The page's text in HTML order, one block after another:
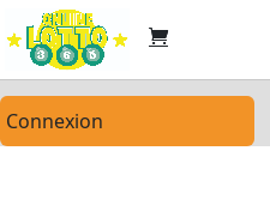
Connexion